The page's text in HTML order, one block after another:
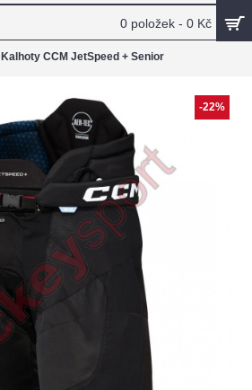
0 položek - 0 Kč
Kalhoty CCM JetSpeed + Senior
-22%